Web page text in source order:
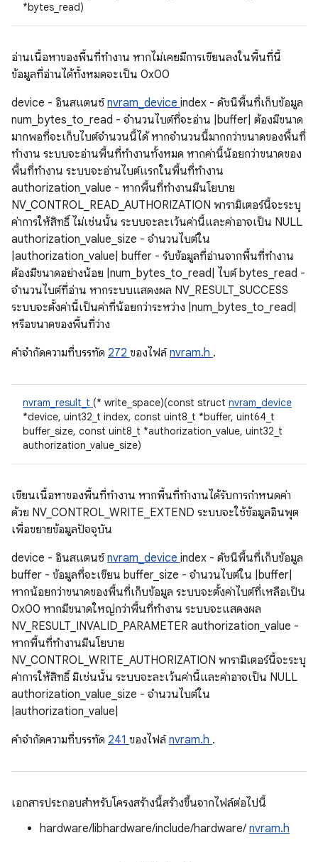
*bytes_read)
อ่านเนื้อหาของพื้นที่ทำงาน หากไม่เคยมีการเขียนลงในพื้นที่นี้
ข้อมูลที่อ่านได้ทั้งหมดจะเป็น 0x00
device - อินสแตนซ์nvram_device index - ดัชนีพื้นที่เก็บข้อมูล
num_bytes_to_read - จํานวนไบต์ที่จะอ่าน |buffer| ต้องมีขนาด
มากพอที่จะเก็บไบต์จํานวนนี้ได้ หากจำนวนนี้มากกว่าขนาดของพื้นที่
ทำงาน ระบบจะอ่านพื้นที่ทำงานทั้งหมด หากค่านี้น้อยกว่าขนาดของ
พื้นที่ทำงาน ระบบจะอ่านไบต์แรกในพื้นที่ทำงาน
authorization_value - หากพื้นที่ทำงานมีนโยบาย
NV_CONTROL_READ_AUTHORIZATION พารามิเตอร์นี้จะระบุ
ค่าการให้สิทธิ์ ไม่เช่นนั้น ระบบจะละเว้นค่านี้และค่าอาจเป็น NULL
authorization_value_size - จํานวนไบต์ใน
|authorization_value| buffer - รับข้อมูลที่อ่านจากพื้นที่ทำงาน
ต้องมีขนาดอย่างน้อย |num_bytes_to_read| ไบต์ bytes_read -
จํานวนไบต์ที่อ่าน หากระบบแสดงผล NV_RESULT_SUCCESS
ระบบจะตั้งค่านี้เป็นค่าที่น้อยกว่าระหว่าง |num_bytes_to_read|
หรือขนาดของพื้นที่ว่าง
คําจํากัดความที่บรรทัด 272 ของไฟล์nvram.h .
nvram_result_t (* write_space)(const struct nvram_device
*device, uint32_t index, const uint8_t *buffer, uint64_t
buffer_size, const uint8_t *authorization_value, uint32_t
authorization_value_size)
เขียนเนื้อหาของพื้นที่ทำงาน หากพื้นที่ทำงานได้รับการกำหนดค่า
ด้วย NV_CONTROL_WRITE_EXTEND ระบบจะใช้ข้อมูลอินพุต
เพื่อขยายข้อมูลปัจจุบัน
device - อินสแตนซ์nvram_device index - ดัชนีพื้นที่เก็บข้อมูล
buffer - ข้อมูลที่จะเขียน buffer_size - จํานวนไบต์ใน |buffer|
หากน้อยกว่าขนาดของพื้นที่เก็บข้อมูล ระบบจะตั้งค่าไบต์ที่เหลือเป็น
0x00 หากมีขนาดใหญ่กว่าพื้นที่ทำงาน ระบบจะแสดงผล
NV_RESULT_INVALID_PARAMETER authorization_value -
หากพื้นที่ทำงานมีนโยบาย
NV_CONTROL_WRITE_AUTHORIZATION พารามิเตอร์นี้จะระบุ
ค่าการให้สิทธิ์ มิเช่นนั้น ระบบจะละเว้นค่านี้และค่าอาจเป็น NULL
authorization_value_size - จํานวนไบต์ใน
|authorization_value|
คําจํากัดความที่บรรทัด 241 ของไฟล์nvram.h .
เอกสารประกอบสำหรับโครงสร้างนี้สร้างขึ้นจากไฟล์ต่อไปนี้
hardware/libhardware/include/hardware/ nvram.h